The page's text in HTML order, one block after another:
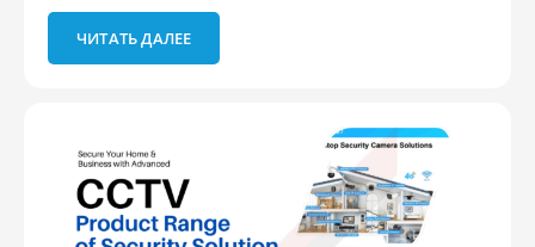
ЧИТАТЬ ДАЛЕЕ